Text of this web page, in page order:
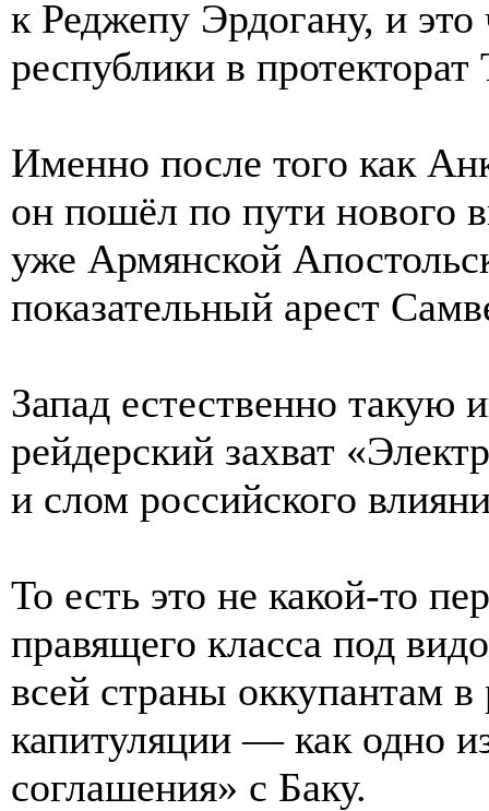
к Реджепу Эрдогану, и
республики в
Именно после того как
он пошёл по пути нового
уже Армянской
показательный арест
Запад естественно такую
рейдерский захват
и слом российского
То есть это не какой-то
правящего класса под
всей страны оккупантам в
капитуляции — как одно
соглашения» с Баку.